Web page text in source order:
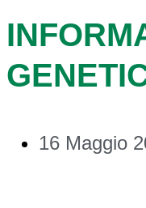
16 Maggio